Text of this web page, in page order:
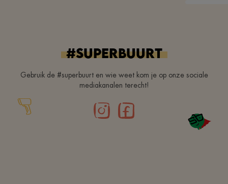
#superbuurt
Gebruik de #superbuurt en wie weet kom je op onze sociale
mediakanalen terecht!